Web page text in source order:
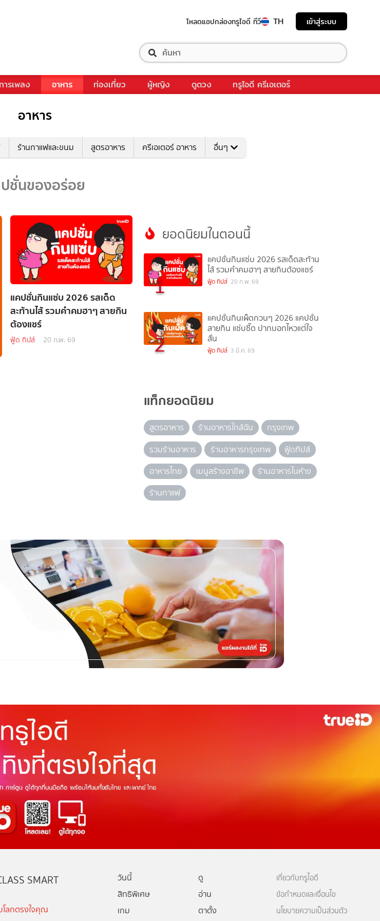
โหลดแอปกล่องทรูไอดี ทีวี TH เข้าสู่ระบบ
ารเพลง อาหาร ท่องเที่ยว ผู้หญิง ดูดวง ทรูไอดี ครีเอเตอร์
อาหาร
ร้านกาแฟและขนม สูตรอาหาร ครีเอเตอร์ อาหาร อื่นๆ
ชั่นของอร่อย
แคปชั่นกินแซ่บ 2026 รสเด็ด
สะท้านไส้ รวมคำคมฮาๆ สายกิน
ต้องแชร์
ฟู้ด ทิปส์ 20 ก.พ. 69
ยอดนิยมในตอนนี้
1
แคปชั่นกินแซ่บ 2026 รสเด็ดสะท้าน
ไส้ รวมคำคมฮาๆ สายกินต้องแชร์
ฟู้ด ทิปส์ 20 ก.พ. 69
2
แคปชั่นกินเผ็ดกวนๆ 2026 แคปชั่น
สายกิน แซ่บซี๊ด ปากบอกไหวแต่ใจ
สั่น
ฟู้ด ทิปส์ 3 มี.ค. 69
แท็กยอดนิยม
สูตรอาหาร ร้านอาหารใกล้ฉัน
กรุงเทพ
รวมร้านอาหาร
ร้านอาหารกรุงเทพ
ฟู้ดทิปส์
อาหารไทย
เมนูสร้างอาชีพ
ร้านอาหารในห้าง
ร้านกาแฟ
SMART
ลกตรงใจคุณ
วันนี้
ดู
สิทธิพิเศษ
อ่าน
เกม
ตาตั้ง
เกี่ยวกับทรูไอดี
ข้อกำหนดและเงื่อนไข
นโยบายความเป็นส่วนตัว